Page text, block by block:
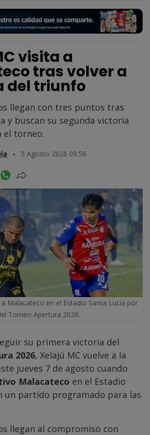
visita a
tras volver a
del triunfo
llegan con tres puntos tras
y buscan su segunda victoria
el torneo.
5 Agosto 2026 09:56
Malacateco en el Estadio Santa Lucía por
Torneo Apertura 2026.
su primera victoria del
2026, Xelajú MC vuelve a la
jueves 7 de agosto cuando
Malacateco en el Estadio
un partido programado para las
llegan al compromiso con